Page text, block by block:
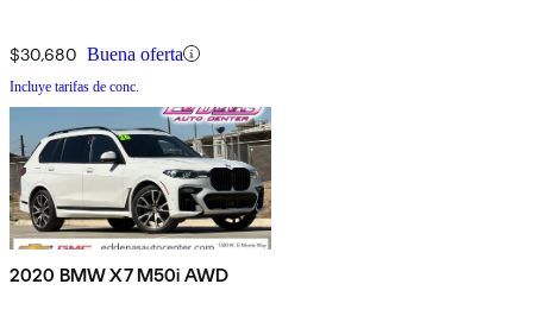
$30,680 Buena oferta
Incluye tarifas de conc.
2020 BMW X7 M50i AWD